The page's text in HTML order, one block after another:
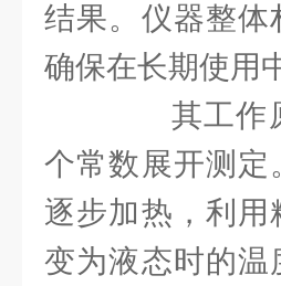
结果。仪器整
确保在长期使用
其工作原
个常数展开测
逐步加热，利
变为液态时的